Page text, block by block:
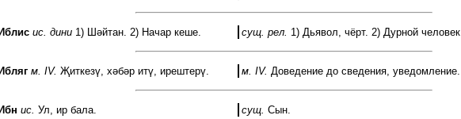
Иблис ис. дини 1) Шәйтан. 2) Начар кеше. сущ. рел. 1) Дьявол, чёрт. 2) Дурной
Ибляг м. IV. Җиткезү, хәбәр итү, ирештерү. м. IV. Доведение до сведения, уведомление.
Ибн ис. Ул, ир бала. сущ. Сын.